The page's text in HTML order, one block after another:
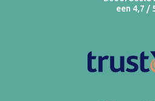
een 4,7 /